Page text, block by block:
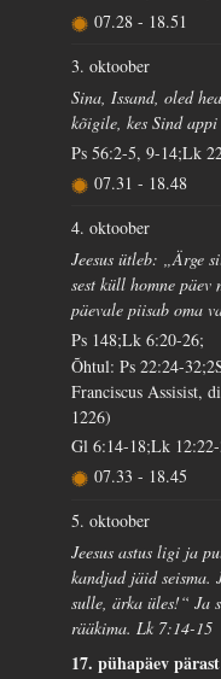
07.28 - 18.51
3. oktoober
Sina, Issand, oled
kõigile, kes Sind
Ps 56:2-5, 9-14;Lk
07.31 - 18.48
4. oktoober
Jeesus ütleb: „Ärge
sest küll homne päev
päevale piisab oma
Ps 148;Lk 6:20-26;
Õhtul: Ps 22:24-
Franciscus Assisist,
1226)
Gl 6:14-18;Lk
07.33 - 18.45
5. oktoober
Jeesus astus ligi ja
kandjad jäid seisma.
sulle, ärka üles!“ Ja
rääkima. Lk 7:14-15
17. pühapäev